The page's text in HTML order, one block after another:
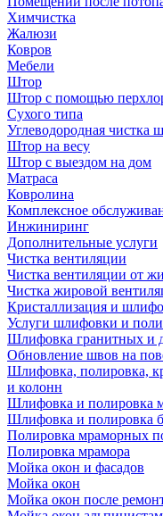
Химчистка
Жалюзи
Ковров
Мебели
Штор
Штор с помощью
Сухого типа
Углеводородная чистка
Штор на весу
Штор с выездом на дом
Матраса
Ковролина
Комплексное
Инжиниринг
Дополнительные услуги
Чистка вентиляции
Чистка вентиляции от
Чистка жировой
Кристаллизация и
Услуги шлифовки и
Шлифовка гранитных и
Обновление швов на
Шлифовка, полировка,
и колонн
Шлифовка и полировка
Шлифовка и полировка
Полировка мраморных
Полировка мрамора
Мойка окон и фасадов
Мойка окон
Мойка окон после